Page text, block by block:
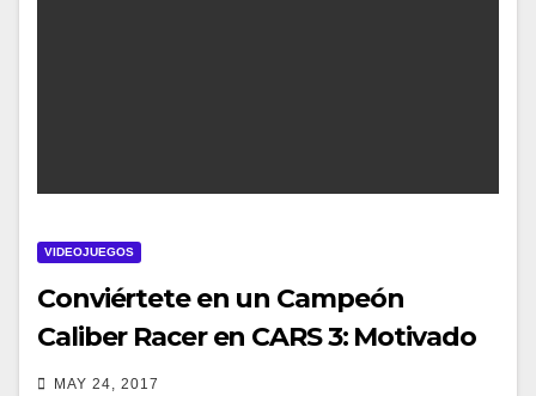
VIDEOJUEGOS
Conviértete en un Campeón
Caliber Racer en CARS 3: Motivado
Para Ganar
MAY 24, 2017